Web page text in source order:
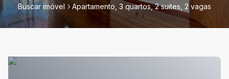
Buscar imóvel Apartamento, 3 quartos, 2 suites, 2 vagas